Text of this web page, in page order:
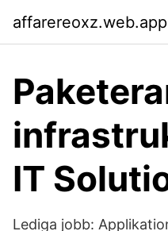
affarereoxz.web.app
IT
Lediga jobb: